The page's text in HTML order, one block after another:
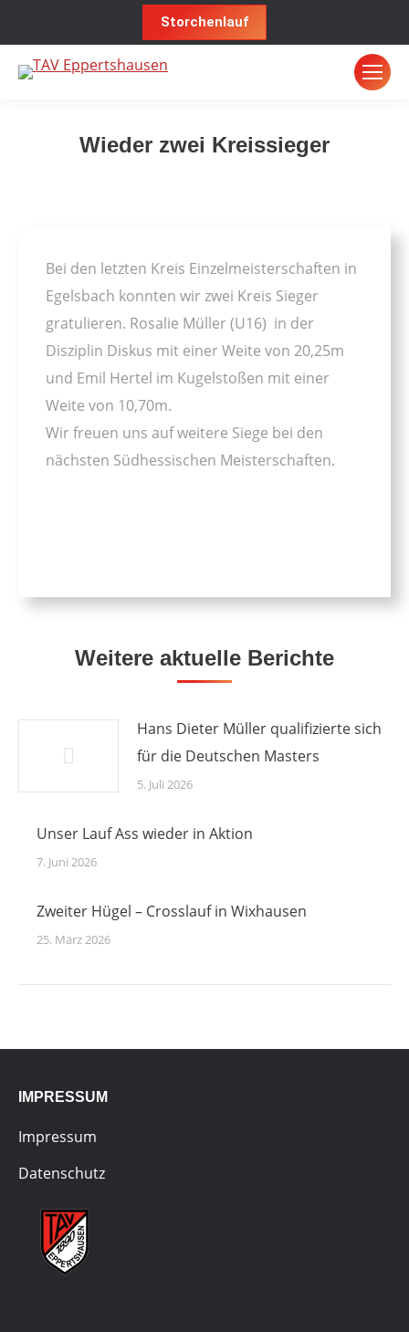
Storchenlauf
Wieder zwei Kreissieger
Bei den letzten Kreis Einzelmeisterschaften in
Egelsbach konnten wir zwei Kreis Sieger
gratulieren. Rosalie Müller (U16) in der
Disziplin Diskus mit einer Weite von 20,25m
und Emil Hertel im Kugelstoßen mit einer
Weite von 10,70m.
Wir freuen uns auf weitere Siege bei den
nächsten Südhessischen Meisterschaften.
Weitere aktuelle Berichte
Hans Dieter Müller qualifizierte sich
für die Deutschen Masters
5. Juli 2026
Unser Lauf Ass wieder in Aktion
7. Juni 2026
Zweiter Hügel – Crosslauf in Wixhausen
25. März 2026
IMPRESSUM
Impressum
Datenschutz